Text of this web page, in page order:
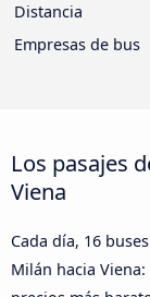
Distancia
Empresas de bus
Los pasajes
Viena
Cada día, 16
Milán hacia